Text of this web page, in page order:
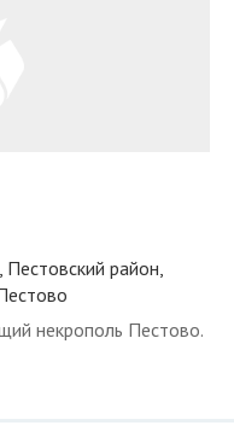
Пестовский район,
некрополь Пестово.